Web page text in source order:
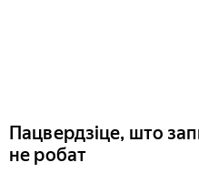
Пацвердзіце, што
не робат